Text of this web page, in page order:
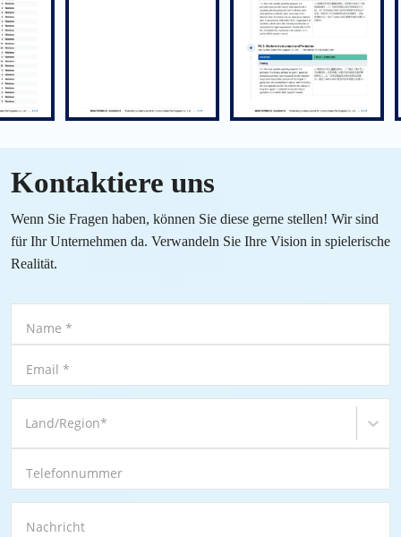
Kontaktiere uns
Wenn Sie Fragen haben, können Sie diese gerne stellen! Wir sind
für Ihr Unternehmen da. Verwandeln Sie Ihre Vision in spielerische
Realität.
Name *
Email *
Land/Region*
Telefonnummer
Nachricht